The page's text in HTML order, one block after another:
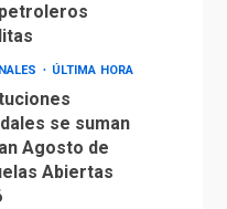
ÚLTIMA HORA
se suman
Agosto de
Abiertas